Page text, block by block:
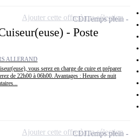
- Poste
ALLERAND
vous serez en charge de cuire et préparer
de 22h00 à 06h00. Avantages : Heures de nuit
CDITemps plein
Ajouter cette offre à ma sélection
CDITemps plein
Ajouter cette offre à ma sélection